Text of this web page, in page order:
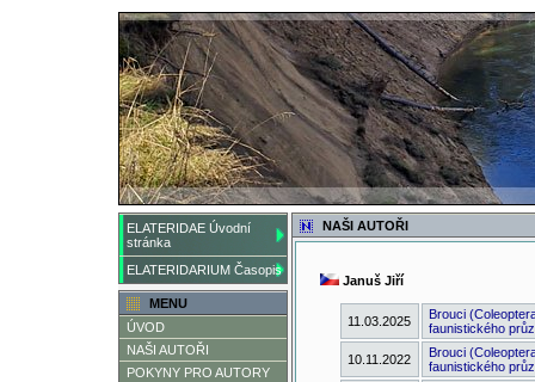
ELATERIDAE Úvodní
stránka
ELATERIDARIUM Časopis
MENU
ÚVOD
NAŠI AUTOŘI
POKYNY PRO AUTORY
NAŠI AUTOŘI
Januš Jiří
11.03.2025
Brouci
faunistického
10.11.2022
Brouci
faunistického